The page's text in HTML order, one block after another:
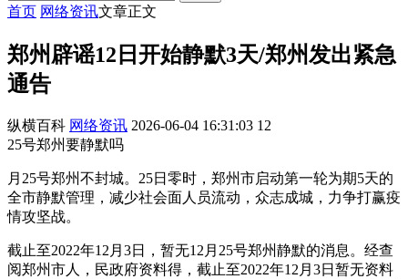
首页 网络资讯文章正文
郑州辟谣12日开始静默3天/郑州发出紧急
通告
纵横百科 网络资讯 2026-06-04 16:31:03 12
25号郑州要静默吗
月25号郑州不封城。25日零时，郑州市启动第一轮为期5天的
全市静默管理，减少社会面人员流动，众志成城，力争打赢疫
情攻坚战。
截止至2022年12月3日，暂无12月25号郑州静默的消息。经查
阅郑州市人，民政府资料得，截止至2022年12月3日暂无资料